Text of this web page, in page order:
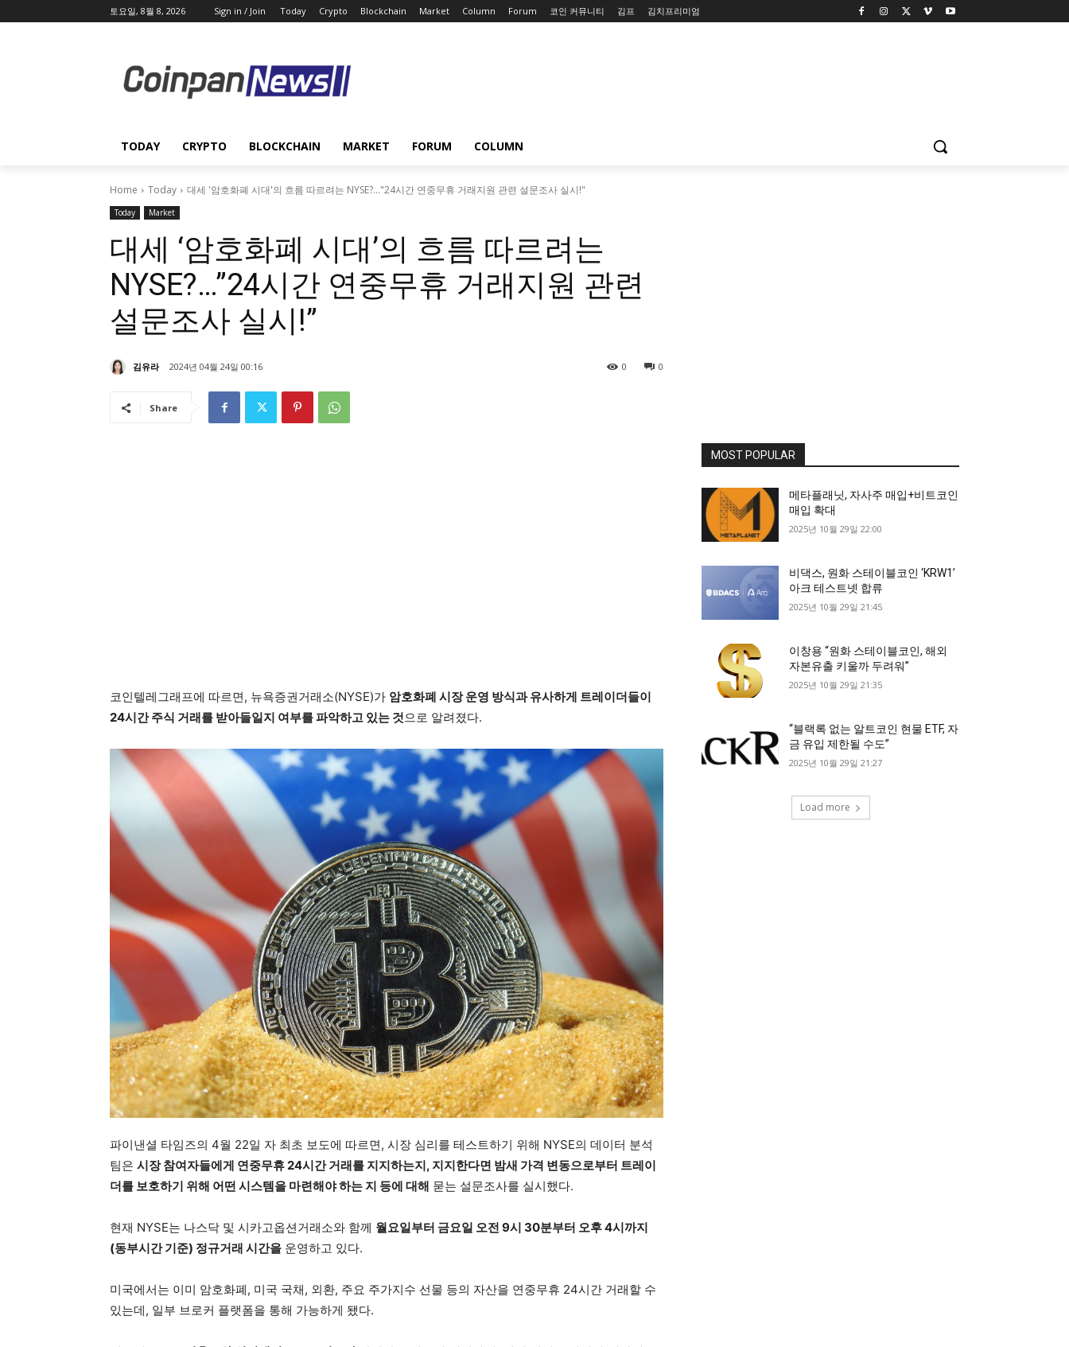
토요일, 8월 8, 2026 Sign in / Join Today Crypto Blockchain Market Column Forum 코인 커뮤니티 김프 김치프리미엄
TODAY CRYPTO BLOCKCHAIN MARKET FORUM COLUMN
Home Today 대세 '암호화폐 시대'의 흐름 따르려는 NYSE?..."24시간 연중무휴 거래지원 관련 설문조사 실시!"
Today Market
대세 ‘암호화폐 시대’의 흐름 따르려는
NYSE?…”24시간 연중무휴 거래지원 관련
설문조사 실시!”
김유라 2024년 04월 24일 00:16 0
0
Share
코인텔레그래프에 따르면, 뉴욕증권거래소(NYSE)가 암호화폐 시장 운영 방식과 유사하게 트레이더들이
24시간 주식 거래를 받아들일지 여부를 파악하고 있는 것으로 알려졌다.
파이낸셜 타임즈의 4월 22일 자 최초 보도에 따르면, 시장 심리를 테스트하기 위해 NYSE의 데이터 분석
팀은 시장 참여자들에게 연중무휴 24시간 거래를 지지하는지, 지지한다면 밤새 가격 변동으로부터 트레이
더를 보호하기 위해 어떤 시스템을 마련해야 하는 지 등에 대해 묻는 설문조사를 실시했다.
현재 NYSE는 나스닥 및 시카고옵션거래소와 함께 월요일부터 금요일 오전 9시 30분부터 오후 4시까지
(동부시간 기준) 정규거래 시간을 운영하고 있다.
미국에서는 이미 암호화폐, 미국 국채, 외환, 주요 주가지수 선물 등의 자산을 연중무휴 24시간 거래할 수
있는데, 일부 브로커 플랫폼을 통해 가능하게 됐다.
MOST POPULAR
메타플래닛, 자사주 매입+비트코인
매입 확대
2025년 10월 29일 22:00
비댁스, 원화 스테이블코인 ‘KRW1’
아크 테스트넷 합류
2025년 10월 29일 21:45
이창용 “원화 스테이블코인, 해외
자본유출 키울까 두려워”
2025년 10월 29일 21:35
“블랙록 없는 알트코인 현물 ETF, 자
금 유입 제한될 수도”
2025년 10월 29일 21:27
Load more